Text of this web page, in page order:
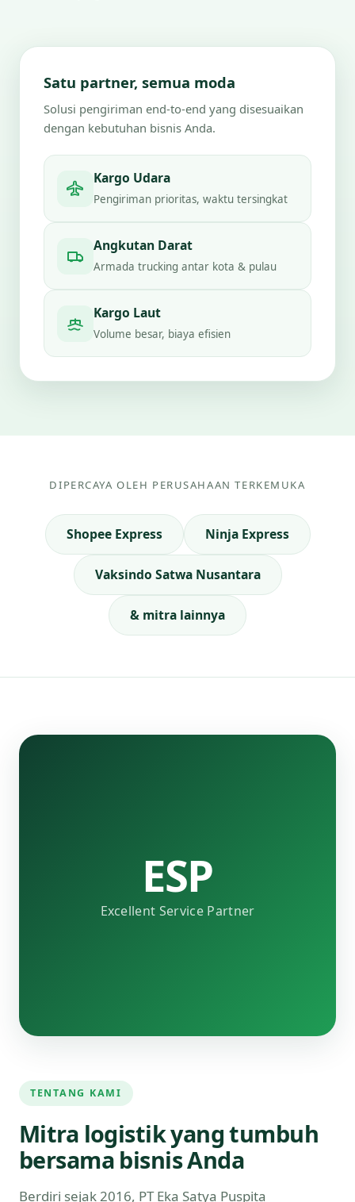
Satu partner, semua moda
Solusi pengiriman end-to-end yang disesuaikan
dengan kebutuhan bisnis Anda.
Kargo Udara
Pengiriman prioritas, waktu tersingkat
Angkutan Darat
Armada trucking antar kota & pulau
Kargo Laut
Volume besar, biaya efisien
DIPERCAYA OLEH PERUSAHAAN TERKEMUKA
Shopee Express Ninja Express
Vaksindo Satwa Nusantara
& mitra lainnya
ESP
Excellent Service Partner
TENTANG KAMI
Mitra logistik yang tumbuh
bersama bisnis Anda
Berdiri sejak 2016, PT Eka Satya Puspita